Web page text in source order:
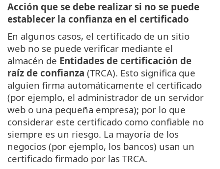
Acción que se debe realizar si no se puede
establecer la confianza en el certificado
En algunos casos, el certificado de un sitio
web no se puede verificar mediante el
almacén de Entidades de certificación de
raíz de confianza (TRCA). Esto significa que
alguien firma automáticamente el certificado
(por ejemplo, el administrador de un servidor
web o una pequeña empresa); por lo que
considerar este certificado como confiable no
siempre es un riesgo. La mayoría de los
negocios (por ejemplo, los bancos) usan un
certificado firmado por las TRCA.